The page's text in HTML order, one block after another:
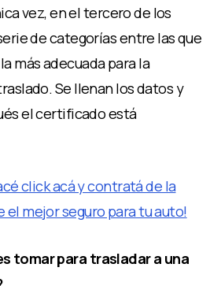
vez, en el tercero de los
de categorías entre las que
más adecuada para la
Se llenan los datos y
el certificado está
click acá y contratá de la
el mejor seguro para tu auto!
tomar para trasladar a una